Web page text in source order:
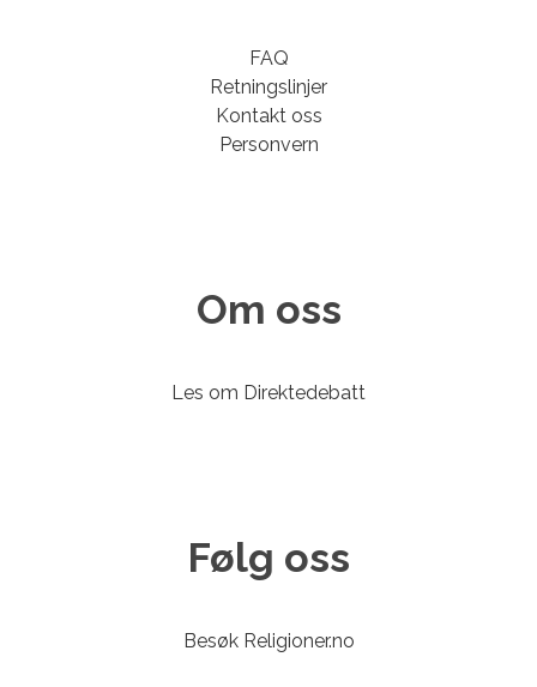
FAQ
Retningslinjer
Kontakt oss
Personvern
Om oss
Les om Direktedebatt
Følg oss
Besøk Religioner.no